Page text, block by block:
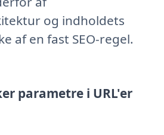
og indholdets
af en fast SEO-regel.
parametre i URL'er